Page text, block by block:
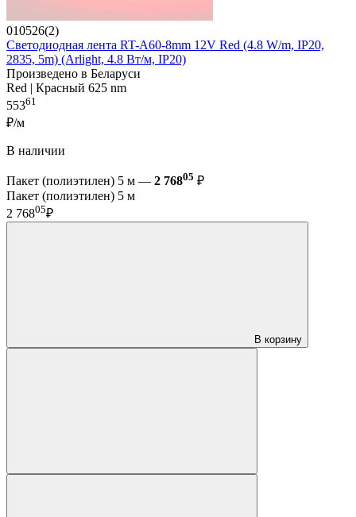
010526(2)
Светодиодная лента RT-A60-8mm 12V Red (4.8 W/m, IP20,
2835, 5m) (Arlight, 4.8 Вт/м, IP20)
Произведено в Беларуси
Red | Красный 625 nm
55361
₽/м
В наличии
Пакет (полиэтилен) 5 м — 2 76805 ₽
Пакет (полиэтилен) 5 м
2 76805₽
В корзину